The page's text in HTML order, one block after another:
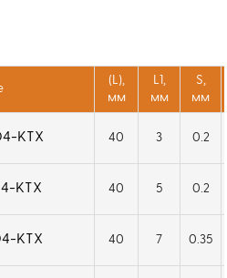
сталь,
сплавы. На рабочую
(L),
мм
L1,
мм
S,
мм
KTX 40 3 0.2
KTX 40 5 0.2
KTX 40 7 0.35